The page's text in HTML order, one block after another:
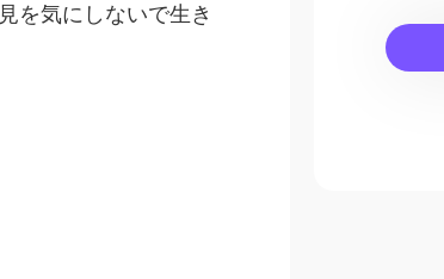
を気にしないで生き